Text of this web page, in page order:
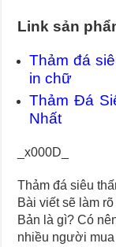
Link sản
Thảm đá
in chữ
Thảm Đá
Nhất
_x000D_
Thảm đá siêu
Bài viết sẽ làm
Bản là gì? Có
nhiều người mua